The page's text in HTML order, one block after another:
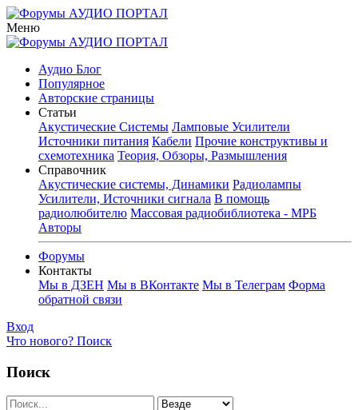
Меню
Аудио Блог
Популярное
Авторские страницы
Статьи
Акустические Системы Ламповые Усилители
Источники питания Кабели Прочие конструктивы и
схемотехника Теория, Обзоры, Размышления
Справочник
Акустические системы, Динамики Радиолампы
Усилители, Источники сигнала В помощь
радиолюбителю Массовая радиобиблиотека - МРБ
Авторы
Форумы
Контакты
Мы в ДЗЕН Мы в ВКонтакте Мы в Телеграм Форма
обратной связи
Вход
Что нового? Поиск
Поиск